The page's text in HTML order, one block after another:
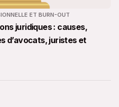
ET BURN-OUT
juridiques : causes,
d’avocats, juristes et